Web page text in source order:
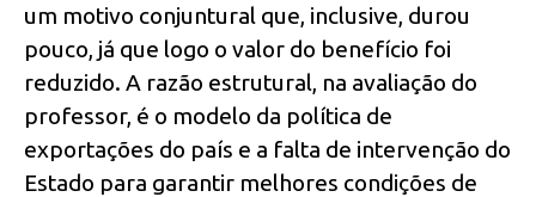
um motivo conjuntural que, inclusive, durou
pouco, já que logo o valor do benefício foi
reduzido. A razão estrutural, na avaliação do
professor, é o modelo da política de
exportações do país e a falta de intervenção do
Estado para garantir melhores condições de